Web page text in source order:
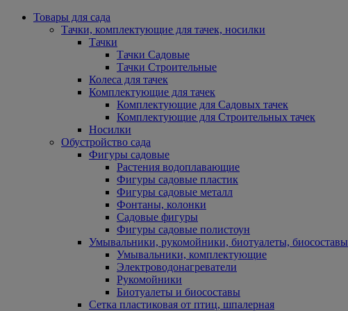
Товары для сада
Тачки, комплектующие для тачек, носилки
Тачки
Тачки Садовые
Тачки Строительные
Колеса для тачек
Комплектующие для тачек
Комплектующие для Садовых тачек
Комплектующие для Строительных тачек
Носилки
Обустройство сада
Фигуры садовые
Растения водоплавающие
Фигуры садовые пластик
Фигуры садовые металл
Фонтаны, колонки
Садовые фигуры
Фигуры садовые полистоун
Умывальники, рукомойники, биотуалеты, биосоставы
Умывальники, комплектующие
Электроводонагреватели
Рукомойники
Биотуалеты и биосоставы
Сетка пластиковая от птиц, шпалерная